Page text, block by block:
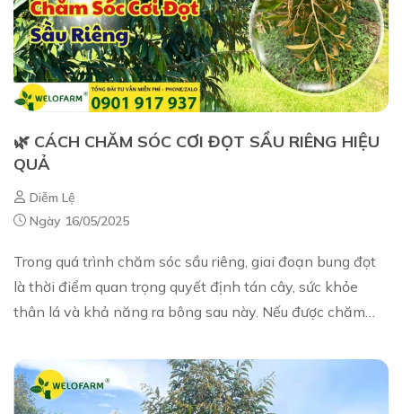
🌿 CÁCH CHĂM SÓC CƠI ĐỌT SẦU RIÊNG HIỆU
QUẢ
Diễm Lệ
Ngày 16/05/2025
Trong quá trình chăm sóc sầu riêng, giai đoạn bung đọt
là thời điểm quan trọng quyết định tán cây, sức khỏe
thân lá và khả năng ra bông sau này. Nếu được chăm